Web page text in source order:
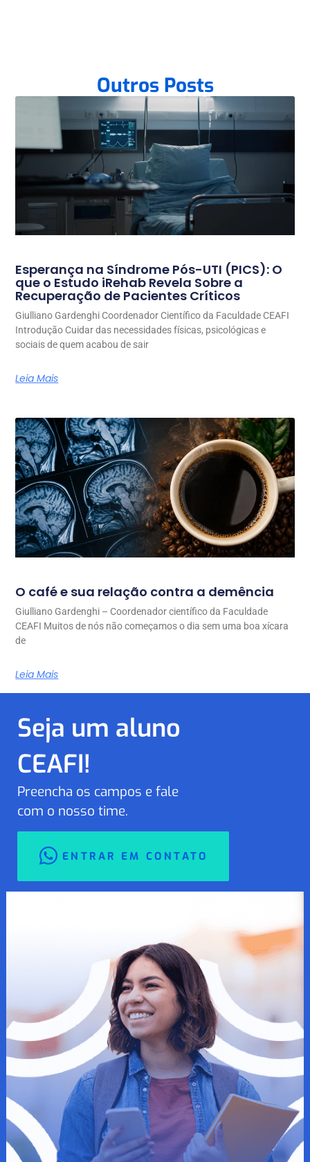
Outros Posts
Esperança na Síndrome Pós-UTI (PICS): O
que o Estudo iRehab Revela Sobre a
Recuperação de Pacientes Críticos
Giulliano Gardenghi Coordenador Científico da Faculdade CEAFI
Introdução Cuidar das necessidades físicas, psicológicas e
sociais de quem acabou de sair
Leia Mais
O café e sua relação contra a demência
Giulliano Gardenghi – Coordenador científico da Faculdade
CEAFI Muitos de nós não começamos o dia sem uma boa xícara
de
Leia Mais
Seja um aluno
CEAFI!
Preencha os campos e fale
com o nosso time.
ENTRAR EM CONTATO